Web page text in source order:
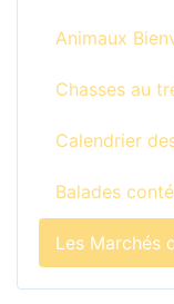
Animaux
Chasses au
Calendrier
Balades
Les Marchés